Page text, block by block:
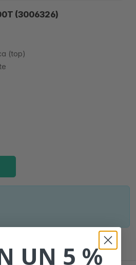
(3006326)
(top)
UN 5 %